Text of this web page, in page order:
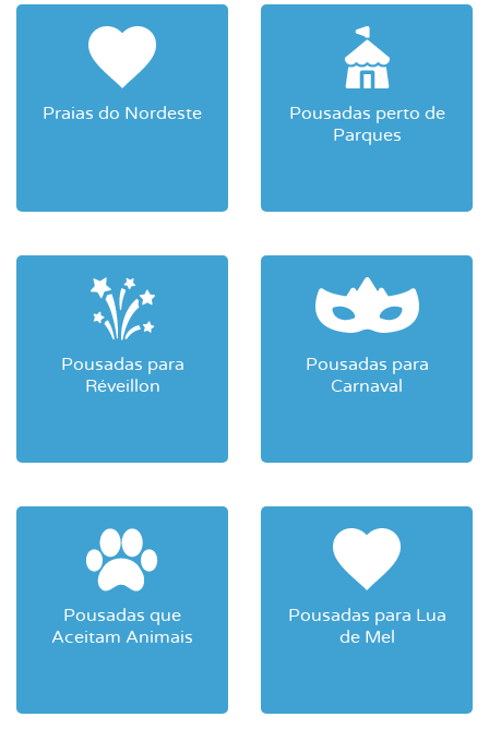
Praias do Nordeste
Pousadas perto de
Parques
Pousadas para
Réveillon
Pousadas para
Carnaval
Pousadas que
Aceitam Animais
Pousadas para Lua
de Mel